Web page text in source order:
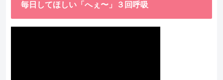
毎日してほしい「へぇ〜」３回呼吸